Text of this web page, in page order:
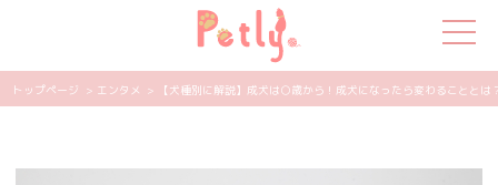
トップページ > エンタメ > 【犬種別に解説】成犬は○歳から！成犬になったら変わることとは